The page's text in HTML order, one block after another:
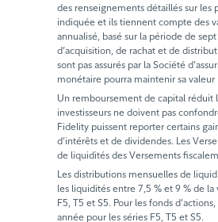
des renseignements détaillés sur
indiquée et ils tiennent compte des
annualisé, basé sur la période de
d’acquisition, de rachat et de
sont pas assurés par la Société
monétaire pourra maintenir sa
Un remboursement de capital réduit
investisseurs ne doivent pas
Fidelity puissent reporter certains
d’intérêts et de dividendes. Les
de liquidités des Versements
Les distributions mensuelles de
les liquidités entre 7,5 % et 9 % de
F5, T5 et S5. Pour les fonds
année pour les séries F5, T5 et S5.